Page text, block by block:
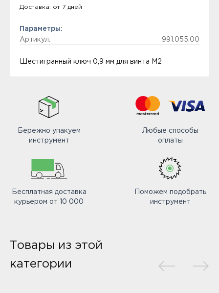
Доставка: от 7 дней
Параметры:
Артикул:
991.055.00
Шестигранный ключ 0,9 мм для винта M2
Бережно упакуем
инструмент
Любые способы
оплаты
Бесплатная доставка
курьером от 10 000
Поможем подобрать
инструмент
Товары из этой
категории